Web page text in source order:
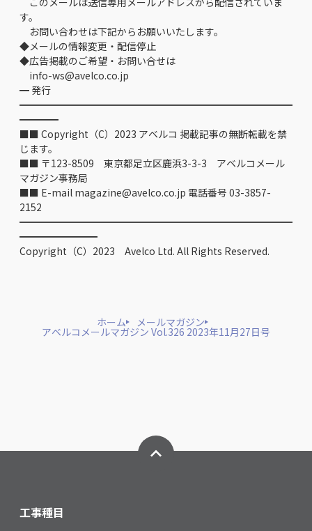
す。
お問い合わせは下記からお願いいたします。
◆メールの情報変更・配信停止
◆広告掲載のご希望・お問い合せは
info-ws@avelco.co.jp
━ 発行
━━━━━━━━━━━━━━━━━━━━━━━━━━━━
━━━━
■■ Copyright（C）2023 アベルコ 掲載記事の無断転載を禁
じます。
■■ 〒123-8509 東京都足立区鹿浜3-3-3 アベルコメール
マガジン事務局
■■ E-mail magazine@avelco.co.jp 電話番号 03-3857-
2152
━━━━━━━━━━━━━━━━━━━━━━━━━━━━
━━━━━━━━
Copyright（C）2023 Avelco Ltd. All Rights Reserved.
ホーム メールマガジン
アベルコメールマガジン Vol.326 2023年11月27日号
工事種目